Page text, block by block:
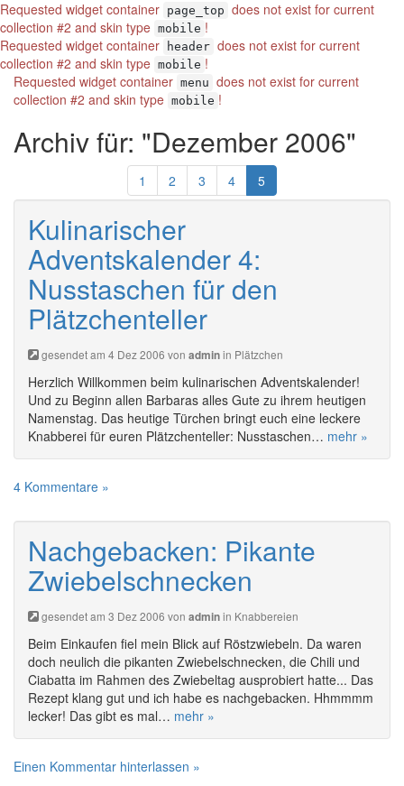
Requested widget container page_top does not exist for current
collection #2 and skin type mobile !
Requested widget container
header does not exist for current
collection #2 and skin type mobile !
Requested widget container menu does not exist for current
collection #2 and skin type mobile !
Archiv für: "Dezember 2006"
1 2 3 4 5
Kulinarischer
Adventskalender 4:
Nusstaschen für den
Plätzchenteller
gesendet am 4 Dez 2006 von adminin Plätzchen
Herzlich Willkommen beim kulinarischen Adventskalender!
Und zu Beginn allen Barbaras alles Gute zu ihrem heutigen
Namenstag. Das heutige Türchen bringt euch eine leckere
Knabberei für euren Plätzchenteller: Nusstaschen… mehr »
4 Kommentare »
Nachgebacken: Pikante
Zwiebelschnecken
gesendet am 3 Dez 2006 von adminin Knabbereien
Beim Einkaufen fiel mein Blick auf Röstzwiebeln. Da waren
doch neulich die pikanten Zwiebelschnecken, die Chili und
Ciabatta im Rahmen des Zwiebeltag ausprobiert hatte... Das
Rezept klang gut und ich habe es nachgebacken. Hhmmmm
lecker! Das gibt es mal… mehr »
Einen Kommentar hinterlassen »